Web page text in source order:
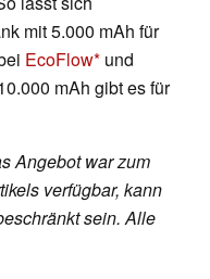
mit 5.000 mAh für
EcoFlow und
mAh gibt es für
Angebot war zum
verfügbar, kann
sein. Alle